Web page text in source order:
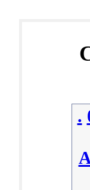
.